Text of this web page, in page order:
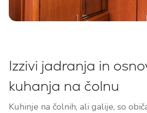
Izzivi jadranja in
kuhanja na čolnu
Kuhinje na čolnih, ali galije, so